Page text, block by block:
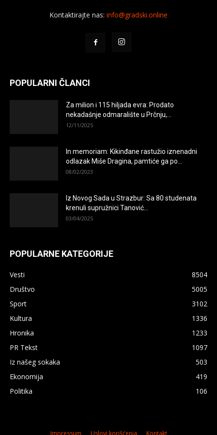
Kontaktirajte nas: info@gradski.online
POPULARNI ČLANCI
Za milion i 115 hiljada evra: Prodato
nekadašnje odmaralište u Prčnju,...
12/11/2025
In memoriam: Kikinđane rastužio iznenadni
odlazak Miše Dragina, pamtiće ga po...
08/02/2023
Iz Novog Sada u Strazbur: Sa 80 studenata
krenuli supružnici Tanović...
03/04/2025
POPULARNE KATEGORIJE
Vesti
8504
Društvo
5005
Sport
3102
Kultura
1336
Hronika
1233
PR Tekst
1097
Iz našeg sokaka
503
Ekonomija
419
Politika
106